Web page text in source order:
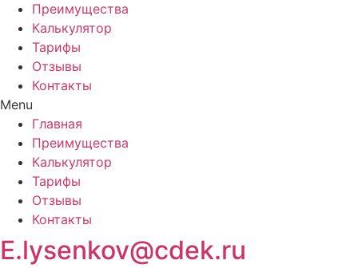
Преимущества
Калькулятор
Тарифы
Отзывы
Контакты
Menu
Главная
Преимущества
Калькулятор
Тарифы
Отзывы
Контакты
E.lysenkov@cdek.ru